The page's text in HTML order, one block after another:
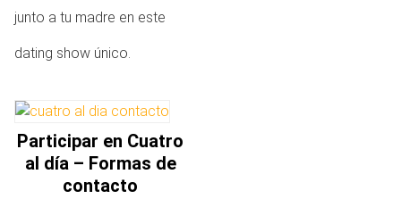
junto a tu madre en este
dating show único.
Participar en Cuatro
al día – Formas de
contacto